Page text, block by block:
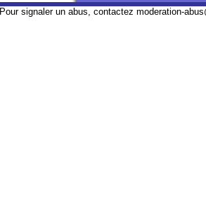
Pour signaler un abus, contactez moderation-